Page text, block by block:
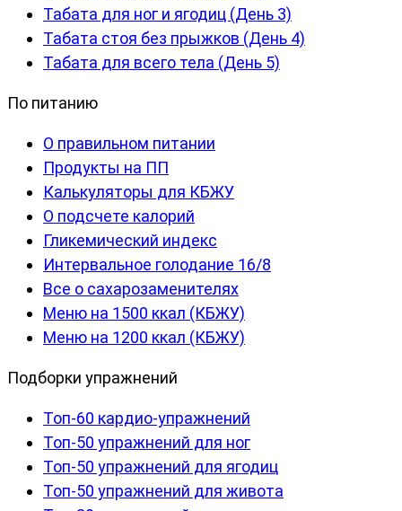
Табата для ног и ягодиц (День 3)
Табата стоя без прыжков (День 4)
Табата для всего тела (День 5)
По питанию
О правильном питании
Продукты на ПП
Калькуляторы для КБЖУ
О подсчете калорий
Гликемический индекс
Интервальное голодание 16/8
Все о сахарозаменителях
Меню на 1500 ккал (КБЖУ)
Меню на 1200 ккал (КБЖУ)
Подборки упражнений
Топ-60 кардио-упражнений
Топ-50 упражнений для ног
Топ-50 упражнений для ягодиц
Топ-50 упражнений для живота